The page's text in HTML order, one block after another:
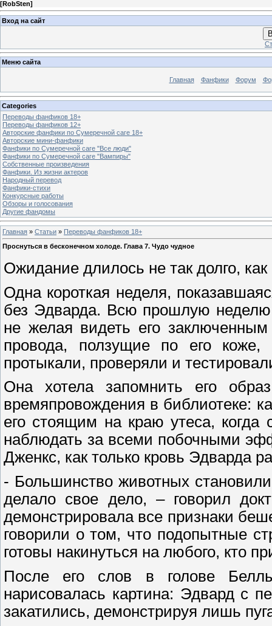
[RobSten]
Вход на сайт
Меню сайта
Главная Фанфики Форум
Categories
Переводы фанфиков 18+
Переводы фанфиков 12+
Авторские фанфики по Сумеречной саге 18+
Авторские мини-фанфики
Фанфики по Сумеречной саге "Все люди"
Фанфики по Сумеречной саге "Вампиры"
Собственные произведения
Фанфики. Из жизни актеров
Народный перевод
Фанфики-стихи
Конкурсные работы
Обзоры и голосования
Другие фандомы
Главная » Статьи » Переводы фанфиков 18+
Проснуться в бесконечном холоде. Глава 7. Чудо чудное
Ожидание длилось не так долго,
Одна короткая неделя,
без Эдварда. Всю прошлую
не желая видеть его
провода, ползущие по его
протыкали, проверяли и
Она хотела запомнить его
времяпровождения в библиотеке:
его стоящим на краю утеса, когда
наблюдать за всеми побочными
Дженкс, как только кровь Эдварда
- Большинство животных
делало свое дело, – говорил
демонстрировала все признаки
говорили о том, что подопытные
готовы накинуться на любого, кто
После его слов в голове
нарисовалась картина: Эдвард с
закатились, демонстрируя лишь